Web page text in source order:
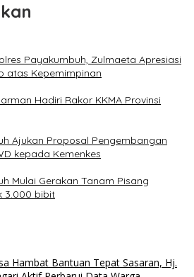
Payakumbuh, Zulmaeta Apresiasi
atas Kepemimpinan
Hadiri Rakor KKMA Provinsi
Ajukan Proposal Pengembangan
kepada Kemenkes
Mulai Gerakan Tanam Pisang
3.000 bibit
Hambat Bantuan Tepat Sasaran, Hj.